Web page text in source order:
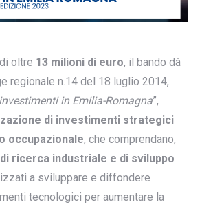
oltre 13 milioni di euro, il bando dà
regionale n.14 del 18 luglio 2014,
in Emilia-Romagna”,
di investimenti strategici
occupazionale, che comprendano,
ricerca industriale e di sviluppo
a sviluppare e diffondere
tecnologici per aumentare la